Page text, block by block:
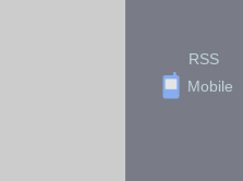
RSS
Mobile